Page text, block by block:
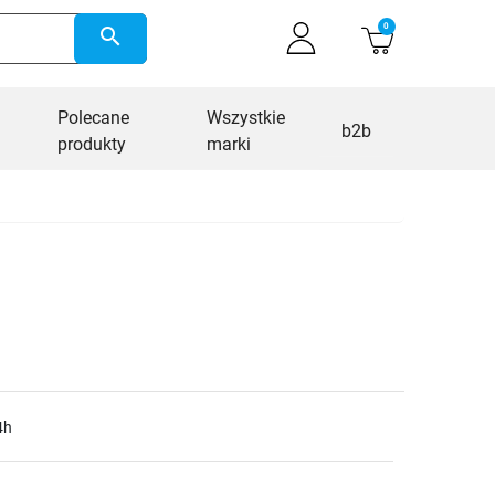
search 0
Polecane
produkty
Wszystkie
marki
b2b